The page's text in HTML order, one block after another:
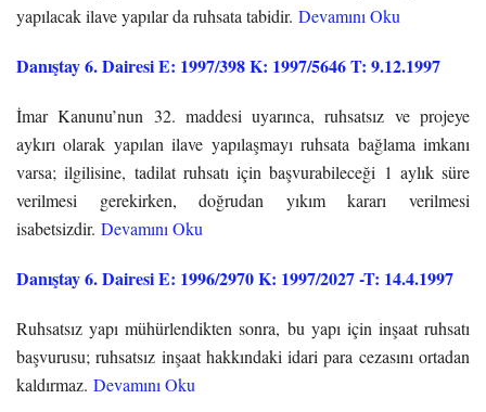
yapılacak ilave yapılar da ruhsata tabidir. Devamını Oku
Danıştay 6. Dairesi E: 1997/398 K: 1997/5646 T: 9.12.1997
İmar Kanunu’nun 32. maddesi uyarınca, ruhsatsız ve projeye
aykırı olarak yapılan ilave yapılaşmayı ruhsata bağlama imkanı
varsa; ilgilisine, tadilat ruhsatı için başvurabileceği 1 aylık süre
verilmesi gerekirken, doğrudan yıkım kararı verilmesi
isabetsizdir. Devamını Oku
Danıştay 6. Dairesi E: 1996/2970 K: 1997/2027 -T: 14.4.1997
Ruhsatsız yapı mühürlendikten sonra, bu yapı için inşaat ruhsatı
başvurusu; ruhsatsız inşaat hakkındaki idari para cezasını ortadan
kaldırmaz. Devamını Oku